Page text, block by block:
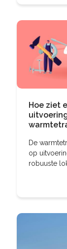
Op deze
Hoe ziet
De
op
robuuste